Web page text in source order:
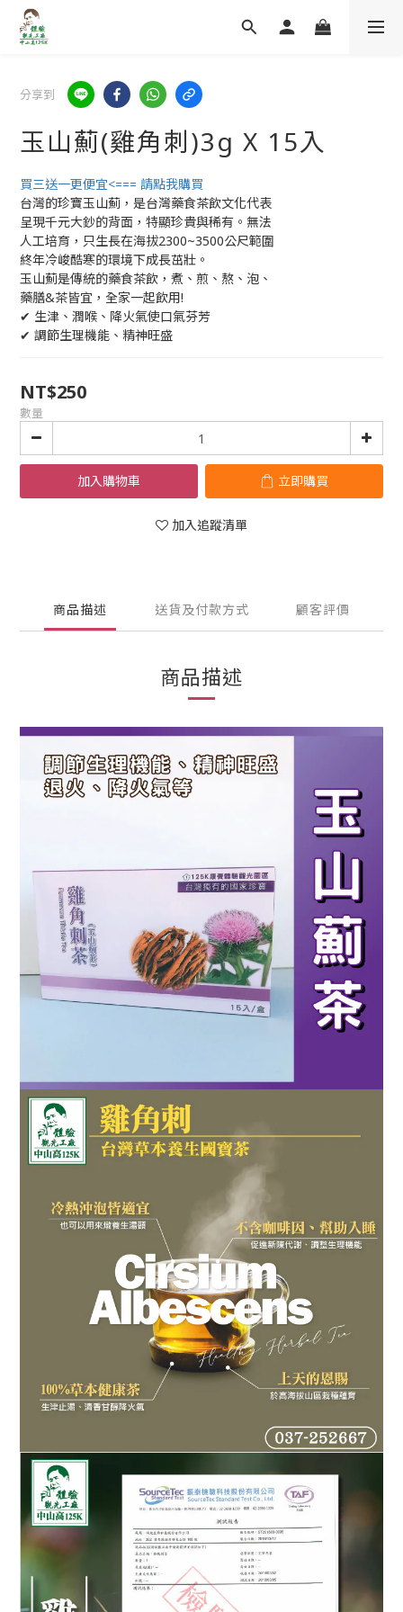
分享到
玉山薊(雞角刺)3g X 15入
買三送一更便宜<=== 請點我購買
台灣的珍寶玉山薊，是台灣藥食茶飲文化代表
呈現千元大鈔的背面，特顯珍貴與稀有。無法
人工培育，只生長在海拔2300~3500公尺範圍
終年冷峻酷寒的環境下成長茁壯。
玉山薊是傳統的藥食茶飲，煮、煎、熬、泡、
藥膳&茶皆宜，全家一起飲用!
✔ 生津、潤喉、降火氣使口氣芬芳
✔ 調節生理機能、精神旺盛
NT$250
數量
加入購物車 立即購買
加入追蹤清單
商品描述 送貨及付款方式 顧客評價
商品描述